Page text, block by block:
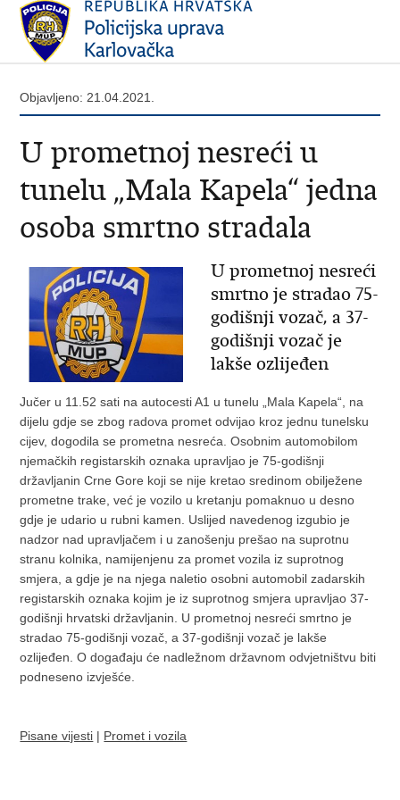
Objavljeno: 21.04.2021.
U prometnoj nesreći u
tunelu „Mala Kapela“ jedna
osoba smrtno stradala
U prometnoj nesreći
smrtno je stradao 75-
godišnji vozač, a 37-
godišnji vozač je
lakše ozlijeđen
Jučer u 11.52 sati na autocesti A1 u tunelu „Mala Kapela“, na
dijelu gdje se zbog radova promet odvijao kroz jednu tunelsku
cijev, dogodila se prometna nesreća. Osobnim automobilom
njemačkih registarskih oznaka upravljao je 75-godišnji
državljanin Crne Gore koji se nije kretao sredinom obilježene
prometne trake, već je vozilo u kretanju pomaknuo u desno
gdje je udario u rubni kamen. Uslijed navedenog izgubio je
nadzor nad upravljačem i u zanošenju prešao na suprotnu
stranu kolnika, namijenjenu za promet vozila iz suprotnog
smjera, a gdje je na njega naletio osobni automobil zadarskih
registarskih oznaka kojim je iz suprotnog smjera upravljao 37-
godišnji hrvatski državljanin. U prometnoj nesreći smrtno je
stradao 75-godišnji vozač, a 37-godišnji vozač je lakše
ozlijeđen. O događaju će nadležnom državnom odvjetništvu biti
podneseno izvješće.
Pisane vijesti | Promet i vozila